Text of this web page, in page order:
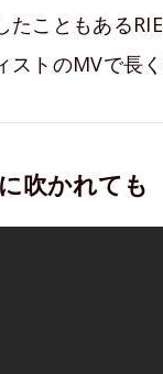
たこともある
トのMVで長
吹かれても